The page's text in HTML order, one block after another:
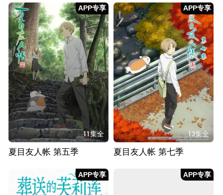
APP专享
11集全
夏目友人帐 第五季
APP专享
13集全
夏目友人帐 第七季
APP专享 APP专享